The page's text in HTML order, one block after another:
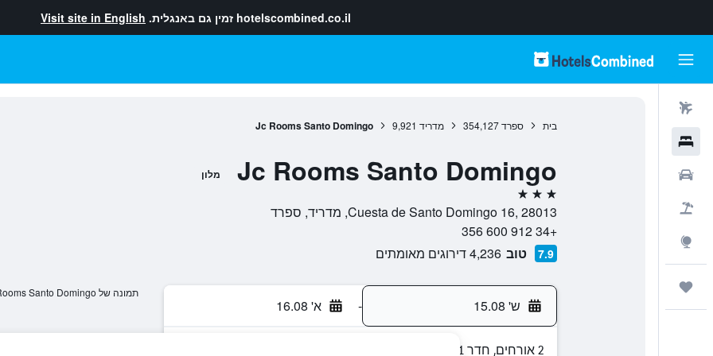
hotelscombined.co.il זמין גם באנגלית. Visit site in English
בית ספרד 354,127 מדריד 9,921
Jc Rooms Santo Domingo
Jc Rooms Santo Domingo מלון
3 כוכבים
Cuesta de Santo Domingo 16, 28013, מדריד, ספרד
+34 912 600 356
7.9 טוב 4,236 דירוגים מאומתים
ש' 15.08 - א' 16.08
2 אורחים, חדר 1
תמונה של Jc Rooms Santo Domingo